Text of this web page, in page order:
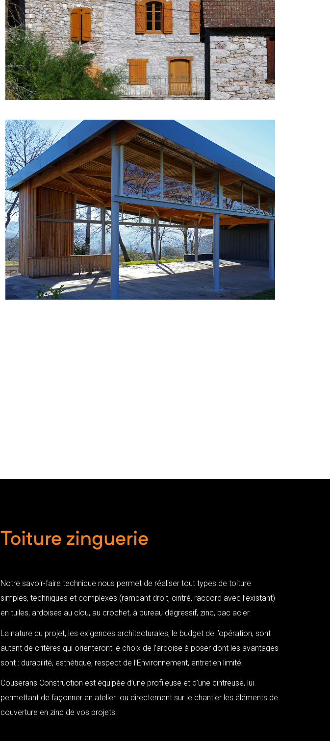
Toiture zinguerie
Notre savoir-faire technique nous permet de réaliser tout types de toiture
simples, techniques et complexes (rampant droit, cintré, raccord avec l’existant)
en tuiles, ardoises au clou, au crochet, à pureau dégressif, zinc, bac acier.
La nature du projet, les exigences architecturales, le budget de l’opération, sont
autant de critères qui orienteront le choix de l’ardoise à poser dont les avantages
sont : durabilité, esthétique, respect de l’Environnement, entretien limité.
Couserans Construction est équipée d’une profileuse et d’une cintreuse, lui
permettant de façonner en atelier ou directement sur le chantier les éléments de
couverture en zinc de vos projets.